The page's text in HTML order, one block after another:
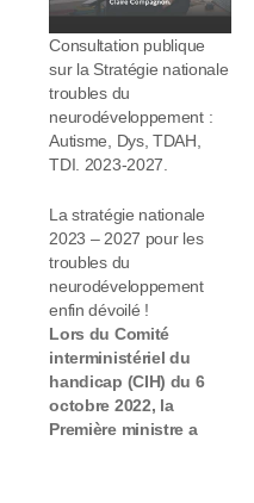
Consultation publique
sur la Stratégie nationale
troubles du
neurodéveloppement :
Autisme, Dys, TDAH,
TDI. 2023-2027.
La stratégie nationale
2023 – 2027 pour les
troubles du
neurodéveloppement
enfin dévoilé !
Lors du Comité
interministériel du
handicap (CIH) du 6
octobre 2022, la
Première ministre a